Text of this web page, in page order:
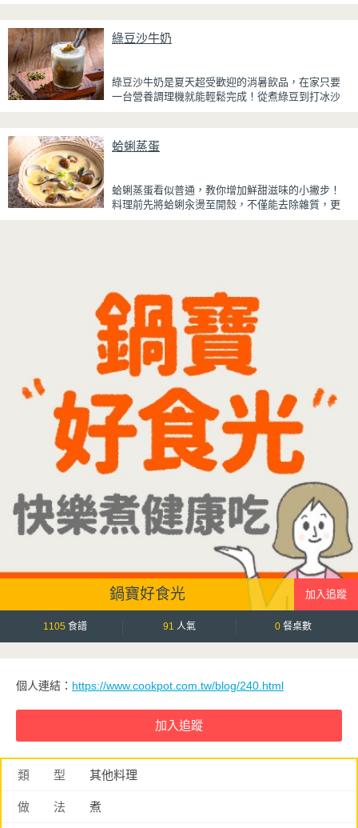
蒸好的瓜仔肉鮮嫩多汁，絞肉吸飽脆瓜醬汁的甘甜
滿濃濃古早味，帶便當、配稀飯、配白飯都好吃，
讓人忍不住多扒好幾口飯，是一道簡單又美味的經
綠豆沙牛奶
綠豆沙牛奶是夏天超受歡迎的消暑飲品，在家只要
一台營養調理機就能輕鬆完成！從煮綠豆到打冰沙
先把綠豆煮到綿密鬆軟，再攪打成綠豆沙，最後跟
炎夏日一定要喝一杯！
蛤蜊蒸蛋
蛤蜊蒸蛋看似普通，教你增加鮮甜滋味的小撇步！
料理前先將蛤蜊汆燙至開殼，不僅能去除雜質，更
提香，簡單調味就能襯托食材原味，是一道全家人
都會愛的家常料理。
鍋寶好食光
1105 食譜 91 人氣 0 餐桌數
個人連結： https://www.cookpot.com.tw/blog/240.html
類 型 其他料理
做 法 煮